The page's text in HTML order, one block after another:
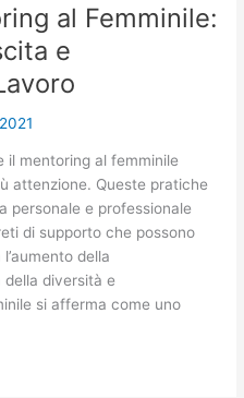
al Femminile:
e
il mentoring al femminile
attenzione. Queste pratiche
personale e professionale
di supporto che possono
della
della diversità e
si afferma come uno